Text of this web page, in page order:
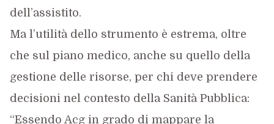
dell’assistito.
Ma l’utilità dello strumento è estrema, oltre
che sul piano medico, anche su quello della
gestione delle risorse, per chi deve prendere
decisioni nel contesto della Sanità Pubblica:
“Essendo Acg in grado di mappare la